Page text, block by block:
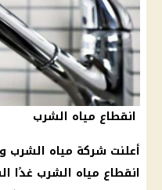
انقطاع مياه الشرب
أعلنت شركة مياه الشرب